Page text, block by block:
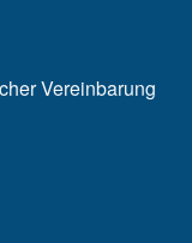
Vereinbarung